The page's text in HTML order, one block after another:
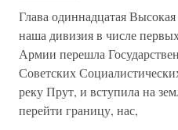
Глава одиннадцатая
наша дивизия в числе
Армии перешла
Советских
реку Прут, и вступила на
перейти границу, нас,